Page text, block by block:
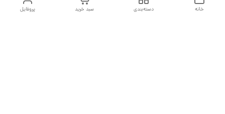
پروفایل سبد خرید دسته‌بندی خانه